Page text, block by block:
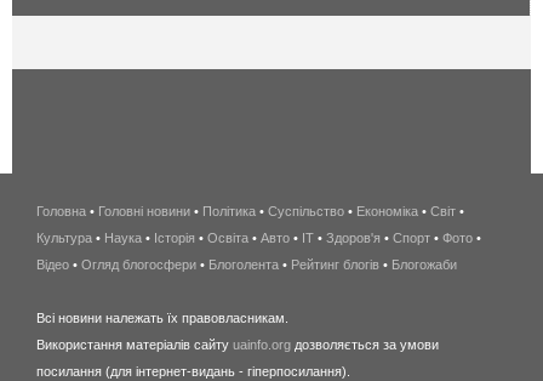
беспроводной
интернет
киев
wimax
Головна • Головні новини • Політика • Суспільство • Економіка • Світ •
Культура • Наука • Історія • Освіта • Авто • IT • Здоров'я • Спорт • Фото •
Відео • Огляд блогосфери • Блоголента • Рейтинг блогів • Блогожаби
Всі новини належать їх правовласникам.
Використання матеріалів сайту uainfo.org дозволяється за умови
посилання (для інтернет-видань - гіперпосилання).